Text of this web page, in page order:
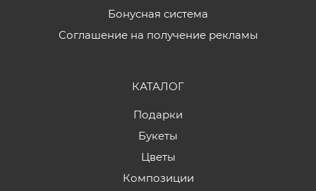
Бонусная система
Соглашение на получение рекламы
КАТАЛОГ
Подарки
Букеты
Цветы
Композиции